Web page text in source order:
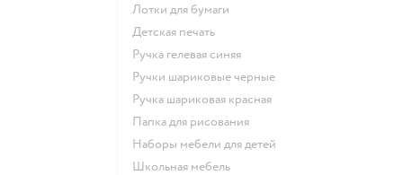
Лотки для бумаги
Детская печать
Ручка гелевая синяя
Ручки шариковые черные
Ручка шариковая красная
Папка для рисования
Наборы мебели для детей
Школьная мебель